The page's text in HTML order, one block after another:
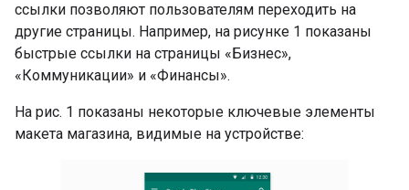
ссылки позволяют пользователям переходить на
другие страницы. Например, на рисунке 1 показаны
быстрые ссылки на страницы «Бизнес»,
«Коммуникации» и «Финансы».
На рис. 1 показаны некоторые ключевые элементы
макета магазина, видимые на устройстве: